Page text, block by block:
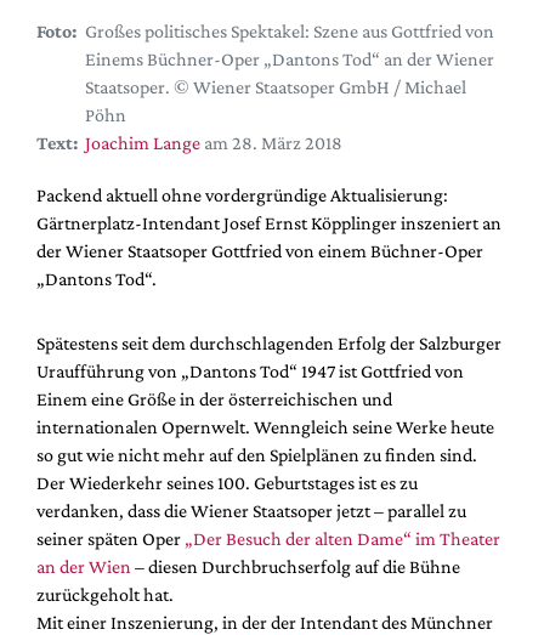
Alle Hefte
Leseproben
Podcast
Service
Shop / Abo
Newsletter
Redaktion
Partner
Mediadaten
Suche
Foto: Großes politisches Spektakel: Szene aus Gottfried von
Einems Büchner-Oper „Dantons Tod“ an der Wiener
Staatsoper. © Wiener Staatsoper GmbH / Michael
Pöhn
Text: Joachim Lange am 28. März 2018
Packend aktuell ohne vordergründige Aktualisierung:
Gärtnerplatz-Intendant Josef Ernst Köpplinger inszeniert an
der Wiener Staatsoper Gottfried von einem Büchner-Oper
„Dantons Tod“.
Spätestens seit dem durchschlagenden Erfolg der Salzburger
Uraufführung von „Dantons Tod“ 1947 ist Gottfried von
Einem eine Größe in der österreichischen und
internationalen Opernwelt. Wenngleich seine Werke heute
so gut wie nicht mehr auf den Spielplänen zu finden sind.
Der Wiederkehr seines 100. Geburtstages ist es zu
verdanken, dass die Wiener Staatsoper jetzt – parallel zu
seiner späten Oper „Der Besuch der alten Dame“ im Theater
an der Wien – diesen Durchbruchserfolg auf die Bühne
zurückgeholt hat.
Mit einer Inszenierung, in der der Intendant des Münchner